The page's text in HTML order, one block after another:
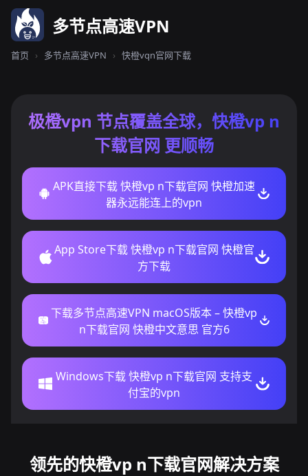
多节点高速VPN
首页 › 多节点高速VPN › 快橙vqn官网下载
极橙vpn 节点覆盖全球，快橙vp n
下载官网 更顺畅
APK直接下载 快橙vp n下载官网 快橙加速
器永远能连上的vpn
App Store下载 快橙vp n下载官网 快橙官
方下载
下载多节点高速VPN macOS版本 – 快橙vp
n下载官网 快橙中文意思 官方6
Windows下载 快橙vp n下载官网 支持支
付宝的vpn
领先的快橙vp n下载官网解决方案